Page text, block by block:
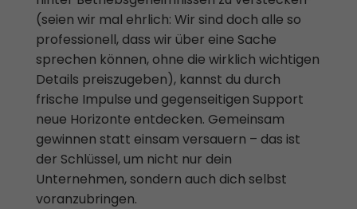
(seien wir mal ehrlich: Wir sind doch alle so
professionell, dass wir über eine Sache
sprechen können, ohne die wirklich wichtigen
Details preiszugeben), kannst du durch
frische Impulse und gegenseitigen Support
neue Horizonte entdecken. Gemeinsam
gewinnen statt einsam versauern – das ist
der Schlüssel, um nicht nur dein
Unternehmen, sondern auch dich selbst
voranzubringen.